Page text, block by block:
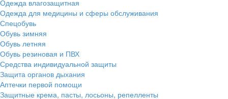
Одежда влагозащитная
Одежда для медицины и сферы обслуживания
Спецобувь
Обувь зимняя
Обувь летняя
Обувь резиновая и ПВХ
Средства индивидуальной защиты
Защита органов дыхания
Аптечки первой помощи
Защитные крема, пасты, лосьоны, репелленты